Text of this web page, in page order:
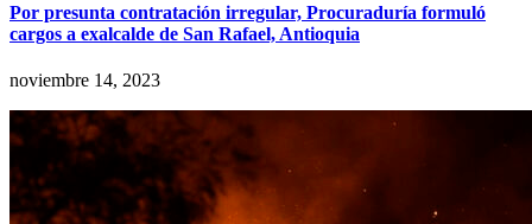
Por presunta contratación irregular, Procuraduría formuló
cargos a exalcalde de San Rafael, Antioquia
noviembre 14, 2023